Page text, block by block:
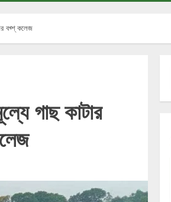
বখ্শ্ কলেজ
গাছ কাটার